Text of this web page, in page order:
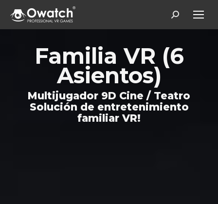
Search:
Familia VR (6
Asientos)
Multijugador 9D Cine / Teatro
Solución de entretenimiento
familiar VR!